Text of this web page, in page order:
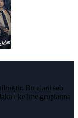
Bu alanı seo
kelime gruplarına